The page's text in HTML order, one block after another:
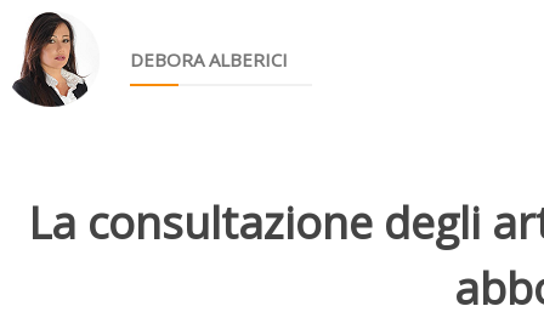
DEBORA ALBERICI
La consultazione degli